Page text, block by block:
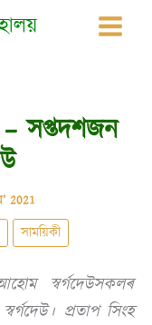
– সপ্তদশজন
2021
সাময়িকী
স্বৰ্গদেউসকলৰ
প্ৰতাপ সিংহ